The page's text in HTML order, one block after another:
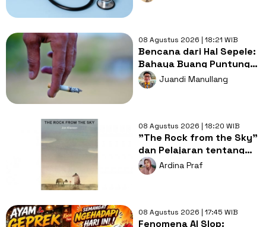
Tetap Murah?
08 Agustus 2026 | 18:21 WIB
Bencana dari Hal Sepele:
Bahaya Buang Puntung
Rokok Sembarangan di
Musim Kemarau
Juandi Manullang
08 Agustus 2026 | 18:20 WIB
"The Rock from the Sky"
dan Pelajaran tentang
Berani Menghadapi
Perubahan
Ardina Praf
08 Agustus 2026 | 17:45 WIB
Fenomena AI Slop: